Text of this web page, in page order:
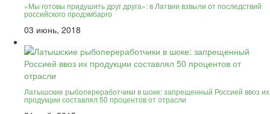
«Мы готовы придушить друг друга»: в Латвии взвыли от последствий
российского продэмбарго
03 июнь, 2018
Латышские рыбопереработчики в шоке: запрещенный Россией ввоз их
продукции составлял 50 процентов от отрасли